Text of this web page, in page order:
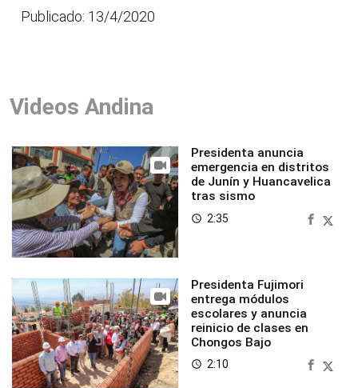
Publicado: 13/4/2020
Videos Andina
Presidenta anuncia
emergencia en distritos
de Junín y Huancavelica
tras sismo
access_time 2:35
Presidenta Fujimori
entrega módulos
escolares y anuncia
reinicio de clases en
Chongos Bajo
access_time 2:10